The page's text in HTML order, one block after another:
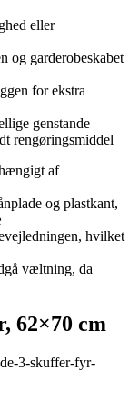
eller
og garderobeskabet
for ekstra
genstande
rengøringsmiddel
af
og plastkant,
hvilket
væltning, da
62×70 cm
3-skuffer-fyr-